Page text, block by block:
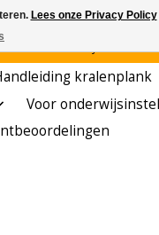
kralenplank
Voor
Lees onze Privacy Policy